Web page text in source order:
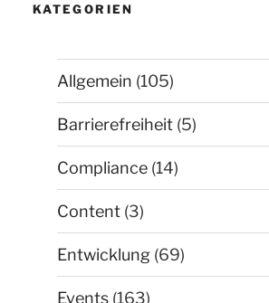
KATEGORIEN
Allgemein (105)
Barrierefreiheit (5)
Compliance (14)
Content (3)
Entwicklung (69)
Events (163)